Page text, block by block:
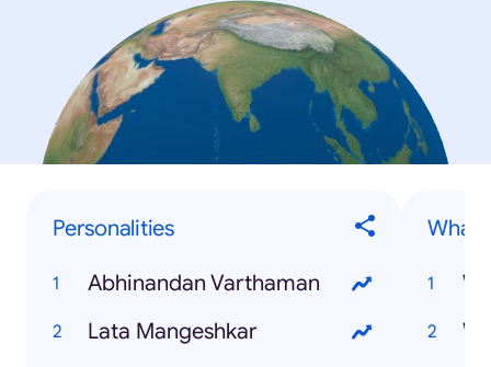
Personalities
Abhinandan Varthaman
Lata Mangeshkar
What